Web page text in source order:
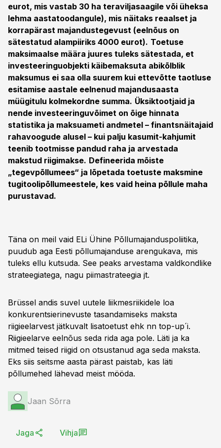
eurot, mis vastab 30 ha teraviljasaagile või üheksa
lehma aastatoodangule), mis näitaks reaalset ja
korrapärast majandustegevust (eelnõus on
sätestatud alampiiriks 4000 eurot). Toetuse
maksimaalse määra juures tuleks sätestada, et
investeeringuobjekti käibemaksuta abikõlblik
maksumus ei saa olla suurem kui ettevõtte taotluse
esitamise aastale eelnenud majandusaasta
müügitulu kolmekordne summa. Üksiktootjaid ja
nende investeeringuvõimet on õige hinnata
statistika ja maksuameti andmetel – finantsnäitajaid
rahavoogude alusel – kui palju kasumit-kahjumit
teenib tootmisse pandud raha ja arvestada
makstud riigimakse. Defineerida mõiste
„tegevpõllumees“ ja lõpetada toetuste maksmine
tugitoolipõllumeestele, kes vaid heina põllule maha
purustavad.
Täna on meil vaid ELi Ühine Põllumajanduspoliitika,
puudub aga Eesti põllumajanduse arengukava, mis
tuleks ellu kutsuda. See peaks arvestama valdkondlike
strateegiatega, nagu piimastrateegia jt.
Brüssel andis suvel uutele liikmesriikidele loa
konkurentsierinevuste tasandamiseks maksta
riigieelarvest jätkuvalt lisatoetust ehk nn top-up´i.
Riigieelarve eelnõus seda rida aga pole. Läti ja ka
mitmed teised riigid on otsustanud aga seda maksta.
Eks siis seitsme aasta pärast paistab, kas läti
põllumehed lähevad meist mööda.
Jaan Sõrra
Jaga Vihja